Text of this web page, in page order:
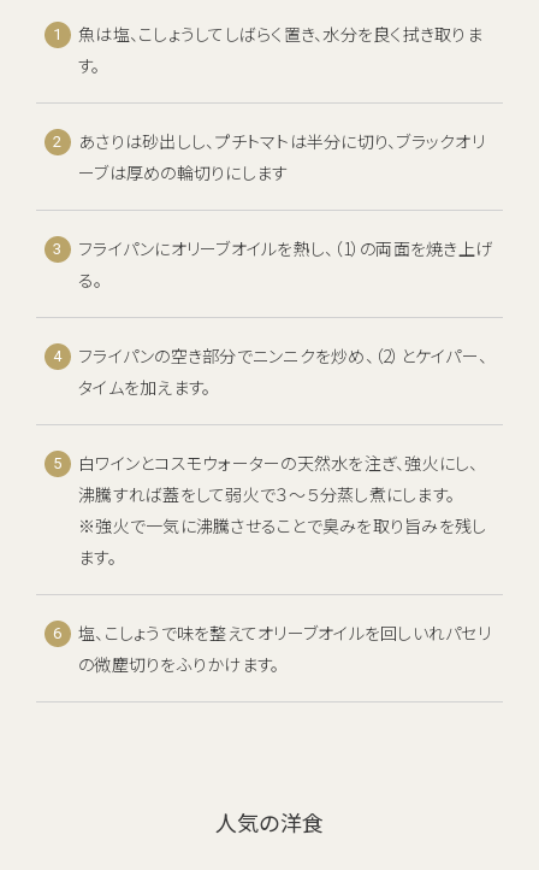
魚は塩、こしょうしてしばらく置き、水分を良く拭き取りま
す。
あさりは砂出しし、プチトマトは半分に切り、ブラックオリ
ーブは厚めの輪切りにします
フライパンにオリーブオイルを熱し、（1）の両面を焼き上げ
る。
フライパンの空き部分でニンニクを炒め、（2）とケイパー、
タイムを加えます。
白ワインとコスモウォーターの天然水を注ぎ、強火にし、
沸騰すれば蓋をして弱火で３～５分蒸し煮にします。
※強火で一気に沸騰させることで臭みを取り旨みを残し
ます。
塩、こしょうで味を整えてオリーブオイルを回しいれパセリ
の微塵切りをふりかけます。
人気の洋食